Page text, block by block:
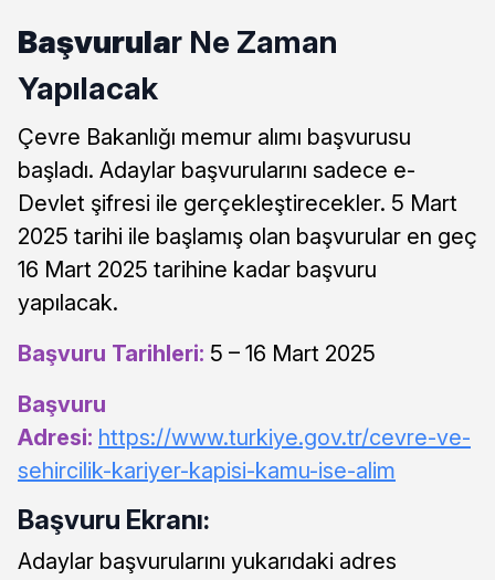
Başvurular Ne Zaman
Yapılacak
Çevre Bakanlığı memur alımı başvurusu
başladı. Adaylar başvurularını sadece e-
Devlet şifresi ile gerçekleştirecekler. 5 Mart
2025 tarihi ile başlamış olan başvurular en geç
16 Mart 2025 tarihine kadar başvuru
yapılacak.
Başvuru Tarihleri: 5 – 16 Mart 2025
Başvuru
Adresi: https://www.turkiye.gov.tr/cevre-ve-
sehircilik-kariyer-kapisi-kamu-ise-alim
Başvuru Ekranı:
Adaylar başvurularını yukarıdaki adres